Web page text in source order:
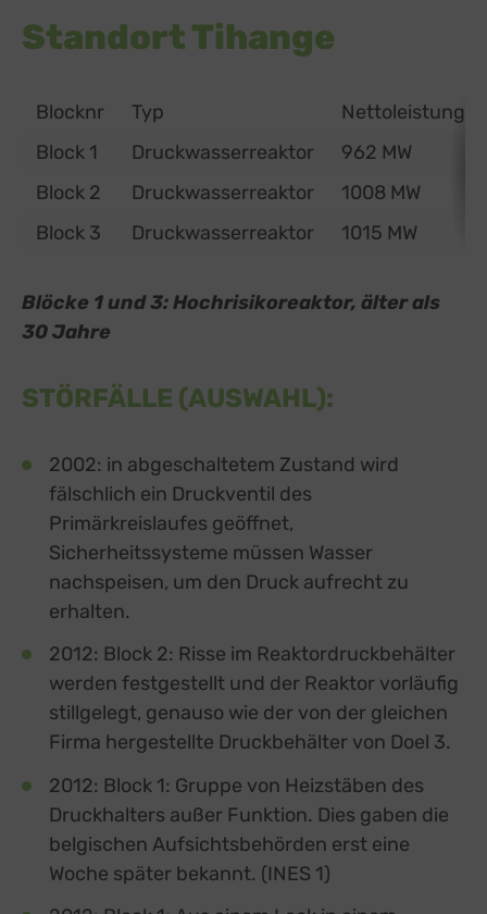
Standort Tihange
Blocknr Typ
Nettoleistung
Block 1
Druckwasserreaktor
962 MW
Block 2
Druckwasserreaktor
1008 MW
Block 3
Druckwasserreaktor 1015 MW
Blöcke 1 und 3: Hochrisikoreaktor, älter als
30 Jahre
STÖRFÄLLE (AUSWAHL):
2002: in abgeschaltetem Zustand wird
fälschlich ein Druckventil des
Primärkreislaufes geöffnet,
Sicherheitssysteme müssen Wasser
nachspeisen, um den Druck aufrecht zu
erhalten.
2012: Block 2: Risse im Reaktordruckbehälter
werden festgestellt und der Reaktor vorläufig
stillgelegt, genauso wie der von der gleichen
Firma hergestellte Druckbehälter von Doel 3.
2012: Block 1: Gruppe von Heizstäben des
Druckhalters außer Funktion. Dies gaben die
belgischen Aufsichtsbehörden erst eine
Woche später bekannt. (INES 1)